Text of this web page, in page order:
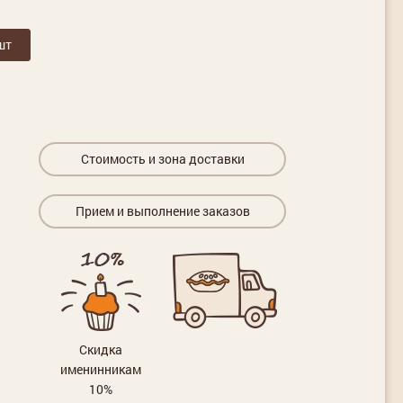
Стоимость и зона доставки
Прием и выполнение заказов
Скидка
именинникам
10%